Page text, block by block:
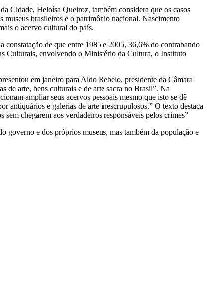
Cidade, Heloísa Queiroz, também considera que os casos
museus brasileiros e o patrimônio nacional. Nascimento
o acervo cultural do país.
de que entre 1985 e 2005, 36,6% do contrabando
Culturais, envolvendo o Ministério da Cultura, o Instituto
em janeiro para Aldo Rebelo, presidente da Câmara
de arte, bens culturais e de arte sacra no Brasil”. Na
ampliar seus acervos pessoais mesmo que isto se dê
antiquários e galerias de arte inescrupulosos.” O texto destaca
sem chegarem aos verdadeiros responsáveis pelos crimes”
governo e dos próprios museus, mas também da população e